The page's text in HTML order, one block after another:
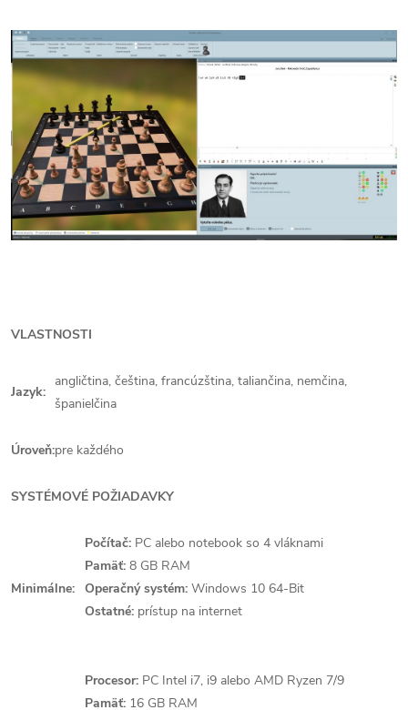
VLASTNOSTI
Jazyk:
angličtina, čeština, francúzština, taliančina, nemčina,
španielčina
Úroveň:pre každého
SYSTÉMOVÉ POŽIADAVKY
Minimálne:
Počítač: PC alebo notebook so 4 vláknami
Pamäť: 8 GB RAM
Operačný systém: Windows 10 64-Bit
Ostatné: prístup na internet
Procesor: PC Intel i7, i9 alebo AMD Ryzen 7/9
Pamäť: 16 GB RAM